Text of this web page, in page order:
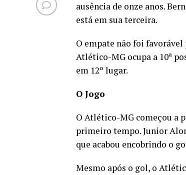
ausência de onze anos.
está em sua terceira.
O empate não foi favorável
Atlético-MG ocupa a 10ª
em 12º lugar.
O Jogo
O Atlético-MG começou a
primeiro tempo. Junior
que acabou encobrindo o
Mesmo após o gol, o